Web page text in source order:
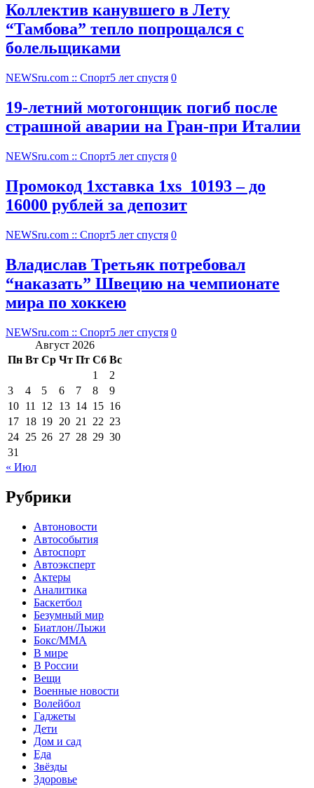
Коллектив канувшего в Лету
“Тамбова” тепло попрощался с
болельщиками
NEWSru.com :: Спорт5 лет спустя 0
19-летний мотогонщик погиб после
страшной аварии на Гран-при Италии
NEWSru.com :: Спорт5 лет спустя 0
Промокод 1хставка 1xs_10193 – до
16000 рублей за депозит
NEWSru.com :: Спорт5 лет спустя 0
Владислав Третьяк потребовал
“наказать” Швецию на чемпионате
мира по хоккею
NEWSru.com :: Спорт5 лет спустя 0
Август 2026
Пн Вт Ср Чт Пт Сб Вс
1
2
3
4 5 6 7 8
9
10 11 12 13 14 15 16
17 18 19 20 21 22 23
24 25 26 27 28 29 30
31
« Июл
Рубрики
Автоновости
Автособытия
Автоспорт
Автоэксперт
Актеры
Аналитика
Баскетбол
Безумный мир
Биатлон/Лыжи
Бокс/MMA
В мире
В России
Вещи
Военные новости
Волейбол
Гаджеты
Дети
Дом и сад
Еда
Звёзды
Здоровье